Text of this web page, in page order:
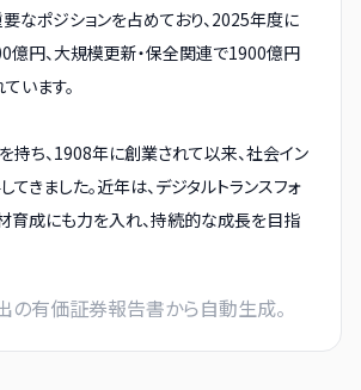
なポジションを占めており、2025年度に
億円、大規模更新・保全関連で1900億円
います。
持ち、1908年に創業されて以来、社会イン
てきました。近年は、デジタルトランスフォ
育成にも力を入れ、持続的な成長を目指
の有価証券報告書から自動生成。